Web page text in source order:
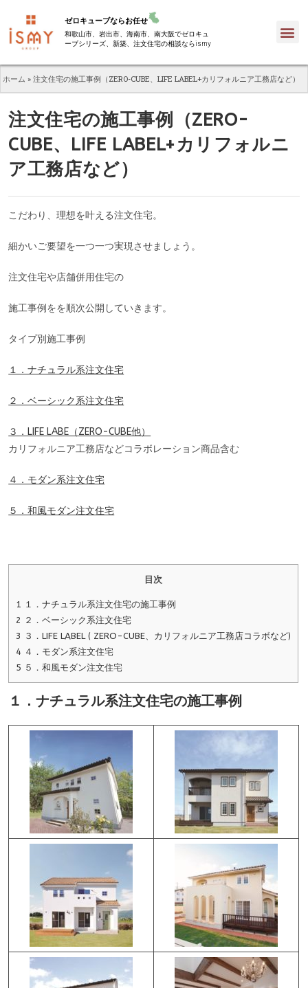
ゼロキューブならお任せ
和歌山市、岩出市、海南市、南大阪でゼロキュ
ーブシリーズ、新築、注文住宅の相談ならismy
ホーム » 注文住宅の施工事例（ZERO-CUBE、LIFE LABEL+カリフォルニア工務店など）
注文住宅の施工事例（ZERO-
CUBE、LIFE LABEL+カリフォルニ
ア工務店など）
こだわり、理想を叶える注文住宅。
細かいご要望を一つ一つ実現させましょう。
注文住宅や店舗併用住宅の
施工事例をを順次公開していきます。
タイプ別施工事例
１．ナチュラル系注文住宅
２．ベーシック系注文住宅
３．LIFE LABE（ZERO-CUBE他）
カリフォルニア工務店などコラボレーション商品含む
４．モダン系注文住宅
５．和風モダン注文住宅
目次
1 １．ナチュラル系注文住宅の施工事例
2 ２．ベーシック系注文住宅
3 ３．LIFE LABEL ( ZERO-CUBE、カリフォルニア工務店コラボなど)
4 ４．モダン系注文住宅
5 ５．和風モダン注文住宅
１．ナチュラル系注文住宅の施工事例